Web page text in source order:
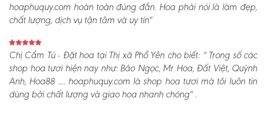
hoaphuquy.com hoàn toàn đúng đắn. Hoa phải nói là làm đẹp,
chất lượng, dịch vụ tận tâm và uy tín"
Chị Cẩm Tú - Đặt hoa tại Thị xã Phổ Yên cho biết:“ Trong số các
shop hoa tươi hiện nay như: Bảo Ngọc, Mr Hoa, Đất Việt, Quỳnh
Anh, Hoa88 .... hoaphuquy.com là shop hoa tươi mà tôi luôn tin
dùng bởi chất lượng và giao hoa nhanh chóng" .